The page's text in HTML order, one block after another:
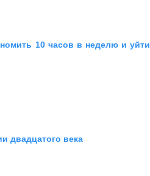
10 часов в неделю и уйти
двадцатого века